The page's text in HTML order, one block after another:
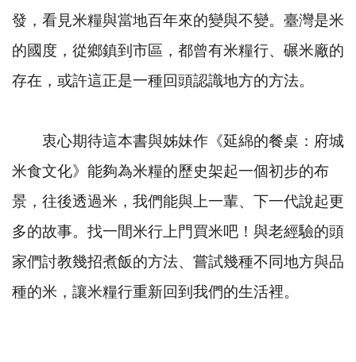
發，看見米糧與當地百年來的變與不變。臺灣是米
的國度，從鄉鎮到市區，都曾有米糧行、碾米廠的
存在，或許這正是一種回頭認識地方的方法。
衷心期待這本書與姊妹作《延綿的餐桌：府城
米食文化》能夠為米糧的歷史架起一個初步的布
景，往後透過米，我們能與上一輩、下一代說起更
多的故事。找一間米行上門買米吧！與老經驗的頭
家們討教幾招煮飯的方法、嘗試幾種不同地方與品
種的米，讓米糧行重新回到我們的生活裡。